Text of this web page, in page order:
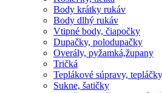
Body krátky rukáv
Body dlhý rukáv
Vtipné body, čiapočky
Dupačky, polodupačky
Overály, pyžamká,župany
Tričká
Teplákové súpravy,
Sukne, šatičky